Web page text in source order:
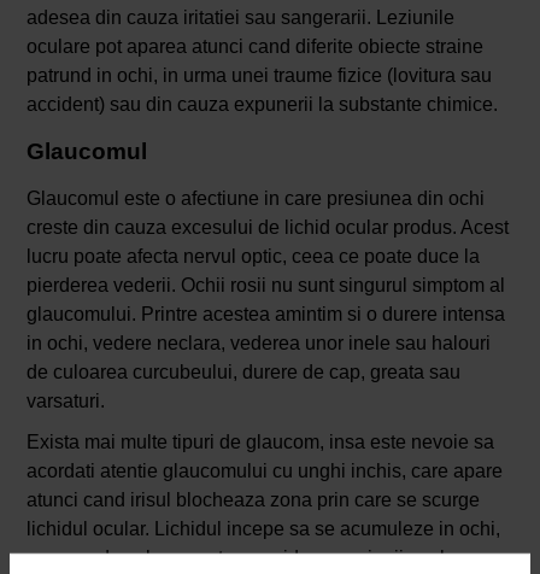
adesea din cauza iritatiei sau sangerarii. Leziunile
oculare pot aparea atunci cand diferite obiecte straine
patrund in ochi, in urma unei traume fizice (lovitura sau
accident) sau din cauza expunerii la substante chimice.
Glaucomul
Glaucomul este o afectiune in care presiunea din ochi
creste din cauza excesului de lichid ocular produs. Acest
lucru poate afecta nervul optic, ceea ce poate duce la
pierderea vederii. Ochii rosii nu sunt singurul simptom al
glaucomului. Printre acestea amintim si o durere intensa
in ochi, vedere neclara, vederea unor inele sau halouri
de culoarea curcubeului, durere de cap, greata sau
varsaturi.
Exista mai multe tipuri de glaucom, insa este nevoie sa
acordati atentie glaucomului cu unghi inchis, care apare
atunci cand irisul blocheaza zona prin care se scurge
lichidul ocular. Lichidul incepe sa se acumuleze in ochi,
ceea ce duce la o crestere rapida a presiunii oculare.